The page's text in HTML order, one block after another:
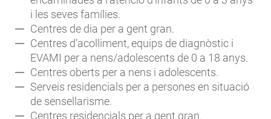
i les seves famílies.
Centres de dia per a gent gran.
Centres d’acolliment, equips de diagnòstic i
EVAMI per a nens/adolescents de 0 a 18 anys.
Centres oberts per a nens i adolescents.
Serveis residencials per a persones en situació
de sensellarisme.
Centres residencials per a gent gran.